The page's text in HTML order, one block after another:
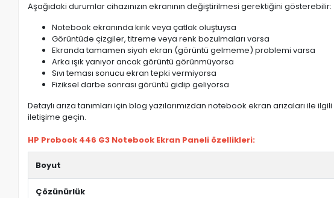
Aşağıdaki durumlar cihazınızın ekranının değiştirilmesi gerektiğini gösterebilir:
Notebook ekranında kırık veya çatlak oluştuysa
Görüntüde çizgiler, titreme veya renk bozulmaları varsa
Ekranda tamamen siyah ekran (görüntü gelmeme) problemi varsa
Arka ışık yanıyor ancak görüntü görünmüyorsa
Sıvı teması sonucu ekran tepki vermiyorsa
Fiziksel darbe sonrası görüntü gidip geliyorsa
Detaylı arıza tanımları için blog yazılarımızdan notebook ekran arızaları
iletişime geçin.
HP Probook 446 G3 Notebook Ekran Paneli özellikleri:
Boyut
Çözünürlük